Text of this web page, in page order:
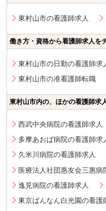
東村山市の看護師求人
働き方・資格から看護師求人を
東村山市の日勤の看護師求
東村山市の准看護師転職
東村山市内の、ほかの看護師求
西武中央病院の看護師求人
多摩あおば病院の看護師求
久米川病院の看護師求人
医療法人社団惠友会三惠病
逸見病院の看護師求人
東京ばんなん白光園の看護